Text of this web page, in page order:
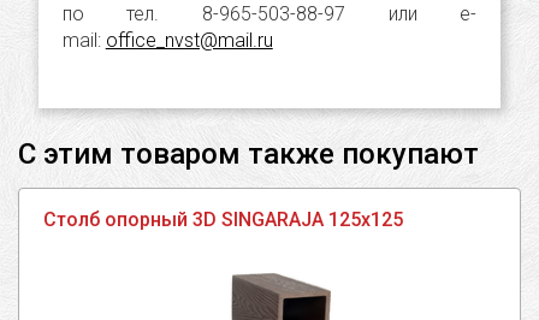
по тел. 8-965-503-88-97 или e-
mail: office_nvst@mail.ru
С этим товаром также покупают
Столб опорный 3D SINGARAJA 125х125